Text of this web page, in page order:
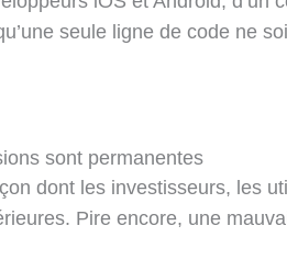
seule ligne de code ne
sont permanentes
dont les investisseurs, les
Pire encore, une